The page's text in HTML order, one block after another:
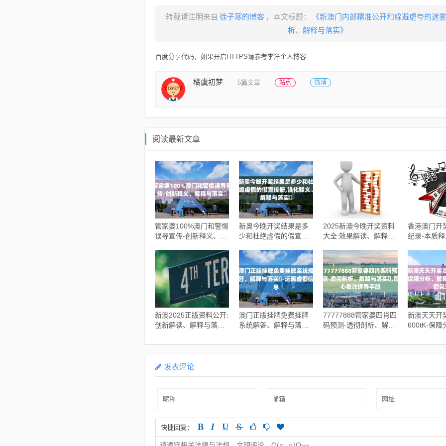
转载请注明来自 徐子寒的博客 ，本文标题：
《新澳门内部精准公开和躲避虚夸的迷
析、解释与落实》
百度分享代码，如果开启HTTPS请参考李洋个人博客
橘虞初梦 5篇文章 站点 微博
阅读最新文章
管家婆100%澳门和警惕
误导宣传-创新释义、解
新奥今晚开奖结果是多
少和杜绝虚假的假宣传
实​
2025新澳今晚开奖资料
大全:效果解读、解释与
香港澳门开
纪录-本质
境
新澳2025正版资料公开:
创新解读、解释与落实,
澳门正版挂牌免费挂牌
系统解答、解释与落实​-
77777888管家婆四肖四
码预测-透彻剖析、解释
段
新澳天天开
600tK-保障
发表评论
快捷回复：